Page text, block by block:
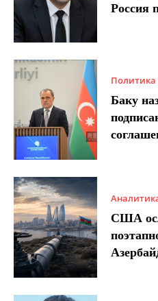
Россия
Политика
Баку
США